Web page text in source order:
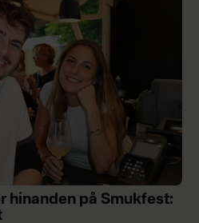
hinanden på Smukfest: